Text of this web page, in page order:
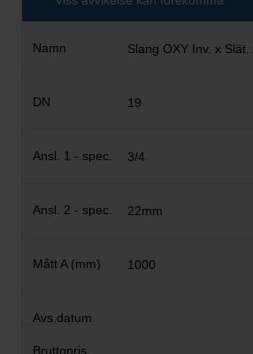
Slang OXY Inv. x Slät.
19
3/4
22mm
1000